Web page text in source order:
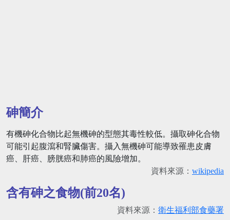
砷簡介
有機砷化合物比起無機砷的型態其毒性較低。攝取砷化合物
可能引起腹瀉和腎臟傷害。攝入無機砷可能導致罹患皮膚
癌、肝癌、膀胱癌和肺癌的風險增加。
資料來源： wikipedia
含有砷之食物(前20名)
資料來源： 衛生福利部食藥署